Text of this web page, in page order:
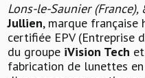
Lons-le-Saunier
Jullien, marque française
certifiée EPV (Entreprise
du groupe iVision Tech
fabrication de lunettes